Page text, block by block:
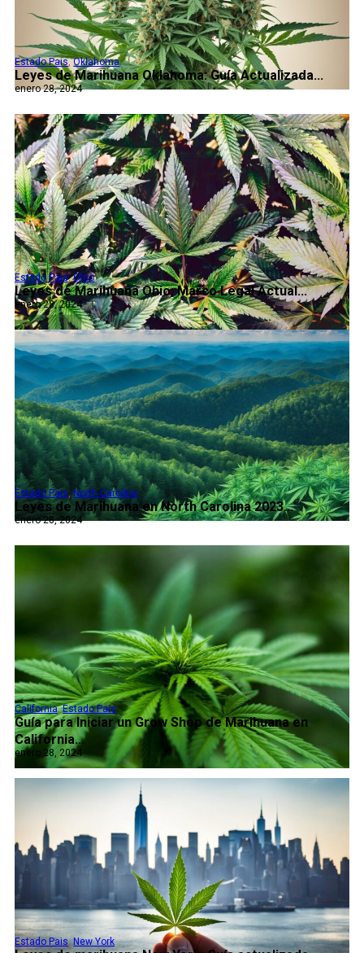
Leyes de Marihuana Oklahoma: Guía Actualizada...
Estado Pais,Oklahoma
enero 28, 2024
Leyes de Marihuana Ohio: Marco Legal Actual...
Estado Pais,Ohio
enero 28, 2024
Leyes de Marihuana en North Carolina 2023...
Estado Pais,North Carolina
enero 28, 2024
Guía para Iniciar un Grow Shop de Marihuana en
California...
California,Estado Pais
enero 28, 2024
Estado Pais,New York